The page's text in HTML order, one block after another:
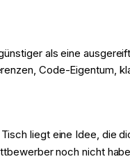
als eine
Code-Eigentum,
liegt eine Idee, die
noch nicht